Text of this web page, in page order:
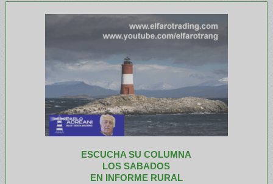
ESCUCHA SU COLUMNA
LOS SABADOS
EN INFORME RURAL